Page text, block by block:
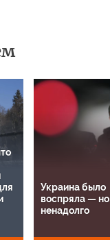
Украина было
воспряла — но
ненадолго